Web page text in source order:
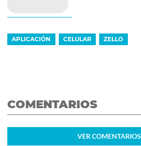
APLICACIÓN CELULAR ZELLO
COMENTARIOS
VER COMENTARIOS